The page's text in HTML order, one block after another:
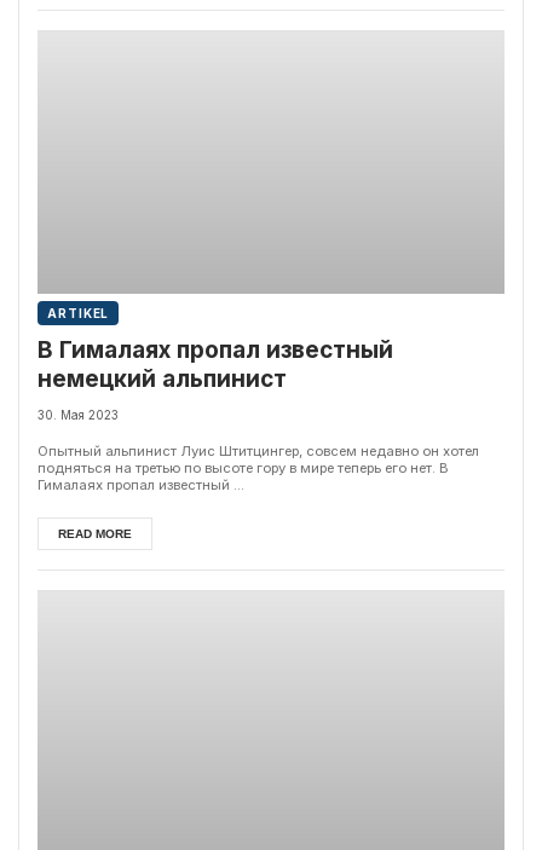
ARTIKEL
В Гималаях пропал известный
немецкий альпинист
30. Мая 2023
Опытный альпинист Луис Штитцингер, совсем недавно он хотел
подняться на третью по высоте гору в мире теперь его нет. В
Гималаях пропал известный ...
READ MORE